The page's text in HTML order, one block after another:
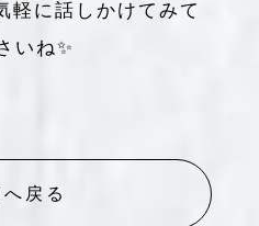
軽に話しかけてみて
いね✨
戻る